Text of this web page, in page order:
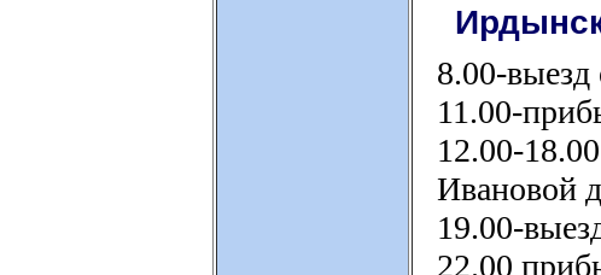
8.00-
11.00-
12.00-
Ивановой
19.00-
22.00